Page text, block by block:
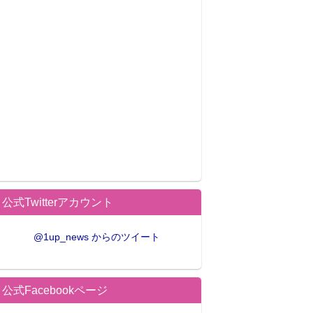
公式Twitterアカウント
@1up_news からのツイート
公式Facebookページ